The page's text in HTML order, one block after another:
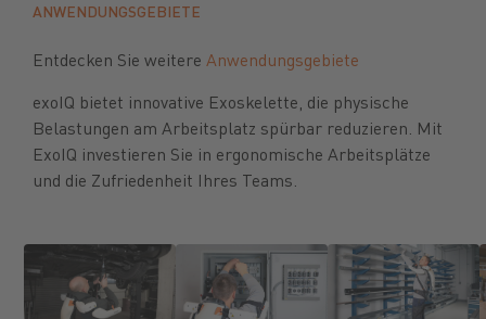
ANWENDUNGSGEBIETE
Entdecken Sie weitere Anwendungsgebiete
exoIQ bietet innovative Exoskelette, die physische
Belastungen am Arbeitsplatz spürbar reduzieren. Mit
ExoIQ investieren Sie in ergonomische Arbeitsplätze
und die Zufriedenheit Ihres Teams.